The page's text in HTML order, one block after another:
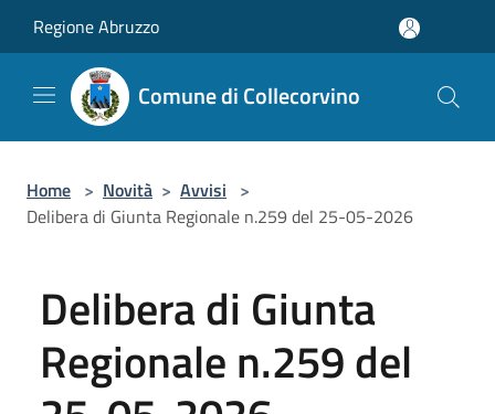
Regione Abruzzo
Comune di Collecorvino
Home > Novità > Avvisi >
Delibera di Giunta Regionale n.259 del 25-05-2026
Delibera di Giunta
Regionale n.259 del